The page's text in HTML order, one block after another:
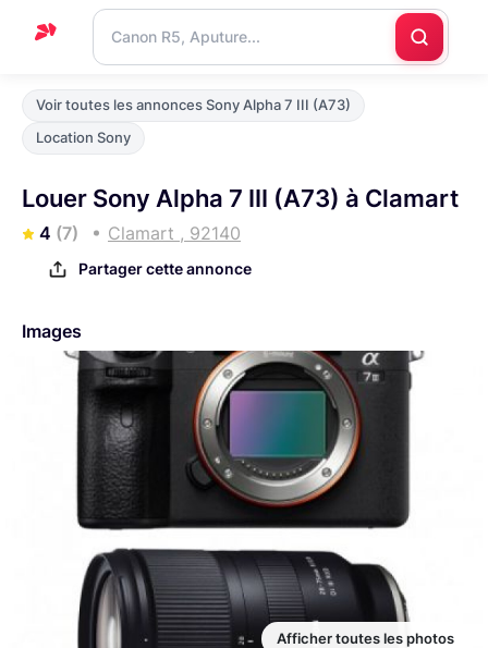
Accueil
Support
contacter
Voir toutes les annonces Sony Alpha 7 III (A73)
Location Sony
Louer Sony Alpha 7 III (A73) à Clamart
4 (7) Clamart , 92140
Partager cette annonce
Images
Afficher toutes les photos